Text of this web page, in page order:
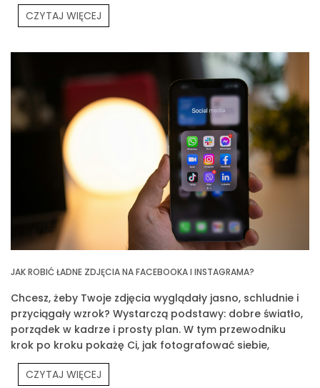
Partners Meeting.
CZYTAJ WIĘCEJ
JAK ROBIĆ ŁADNE ZDJĘCIA NA FACEBOOKA I INSTAGRAMA?
Chcesz, żeby Twoje zdjęcia wyglądały jasno, schludnie i
przyciągały wzrok? Wystarczą podstawy: dobre światło,
porządek w kadrze i prosty plan. W tym przewodniku
krok po kroku pokażę Ci, jak fotografować siebie,
produkty Prouvé i Twoją codzienność.
CZYTAJ WIĘCEJ